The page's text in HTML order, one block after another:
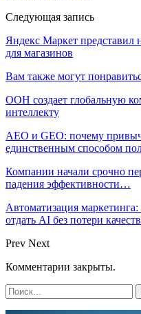
Следующая запись
Яндекс Маркет представил
для магазинов
Вам также могут
ООН создает глобальную
интеллекту
AEO и GEO: почему
единственным способом
Компании начали срочно
падения эффективности…
Автоматизация
отдать AI без потери
Prev Next
Комментарии закрыты.